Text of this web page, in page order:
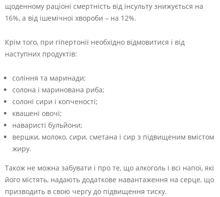
щоденному раціоні смертність від інсульту знижується на
16%, а від ішемічної хвороби – на 12%.
Крім того, при гіпертонії необхідно відмовитися і від
наступних продуктів:
соління та маринади;
солона і маринована риба;
солоні сири і копченості;
квашені овочі;
наваристі бульйони;
вершки, молоко, сири, сметана і сир з підвищеним вмістом
жиру.
Також не можна забувати і про те, що алкоголь і всі напої, які
його містять, надають додаткове навантаження на серце, що
призводить в свою чергу до підвищення тиску.